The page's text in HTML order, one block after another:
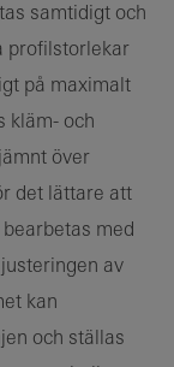
samtidigt och
profilstorlekar
på maximalt
kläm- och
över
det lättare att
med
av
kan
och ställas